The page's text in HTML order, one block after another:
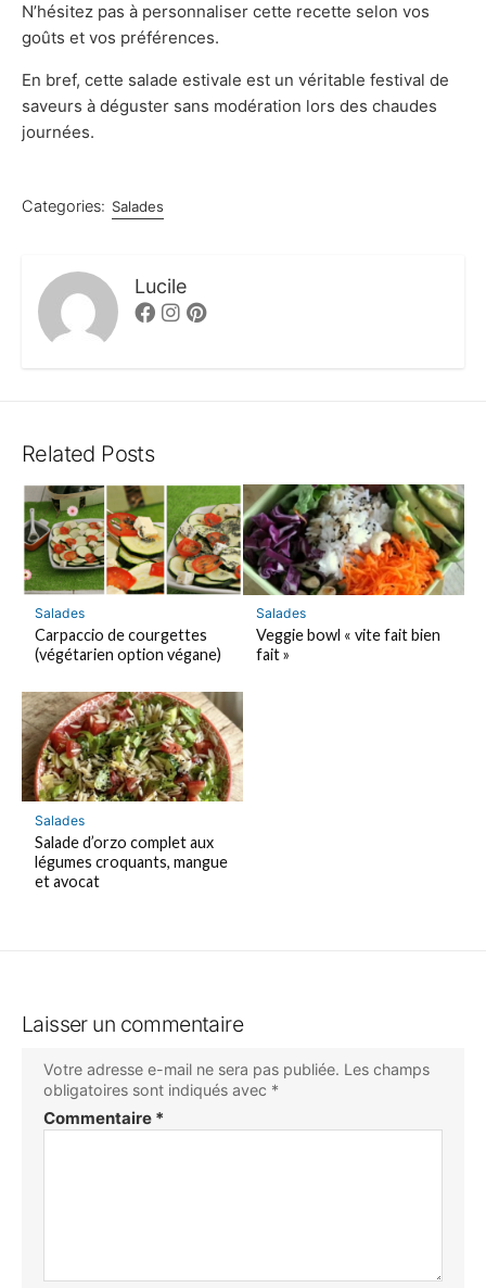
N’hésitez pas à personnaliser cette recette selon vos
goûts et vos préférences.
En bref, cette salade estivale est un véritable festival de
saveurs à déguster sans modération lors des chaudes
journées.
Categories: Salades
Lucile
FacebookInstagram
Pinterest
Related Posts
Salades
Carpaccio de courgettes
(végétarien option végane)
Salades
Veggie bowl « vite fait bien
fait »
Salades
Salade d’orzo complet aux
légumes croquants, mangue
et avocat
Laisser un commentaire
Votre adresse e-mail ne sera pas publiée. Les champs
obligatoires sont indiqués avec *
Commentaire *